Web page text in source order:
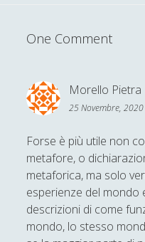
One Comment
Morello Pietra
25 Novembre, 2020
Forse è più utile non
metafore, o
metaforica, ma solo
esperienze del mondo
descrizioni di come
mondo, lo stesso